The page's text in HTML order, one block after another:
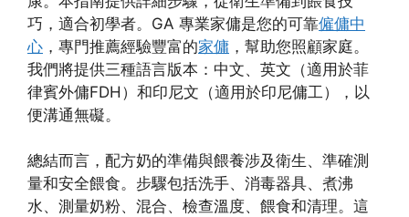
巧，適合初學者。GA 專業家傭是您的可靠僱傭中
心 ，專門推薦經驗豐富的家傭 ，幫助您照顧家庭。
我們將提供三種語言版本：中文、英文（適用於菲
律賓外傭FDH）和印尼文（適用於印尼傭工），以
便溝通無礙。
總結而言，配方奶的準備與餵養涉及衛生、準確測
量和安全餵食。步驟包括洗手、消毒器具、煮沸
水、測量奶粉、混合、檢查溫度、餵食和清理。這